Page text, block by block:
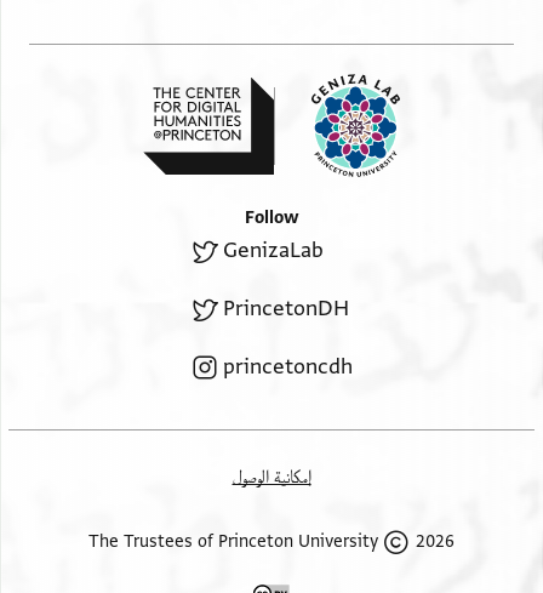
Follow
GenizaLab
PrincetonDH
princetoncdh
إمكانية الوصول
2026 The Trustees of Princeton University